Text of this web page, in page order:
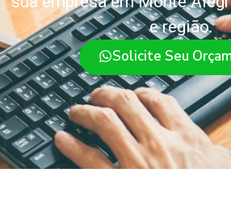
e região.
Solicite Seu